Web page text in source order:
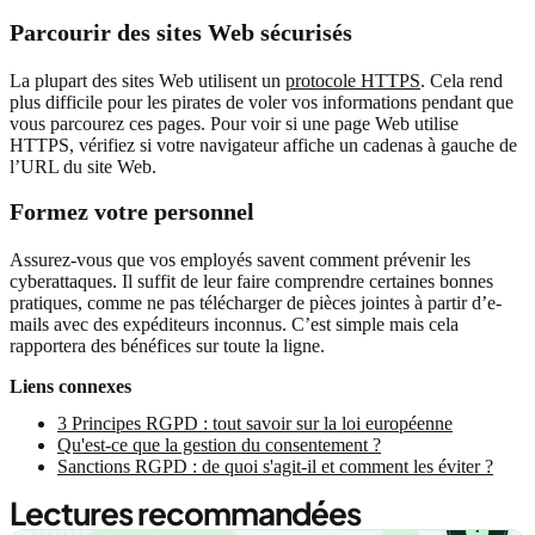
Parcourir des sites Web sécurisés
La plupart des sites Web utilisent un protocole HTTPS. Cela rend
plus difficile pour les pirates de voler vos informations pendant que
vous parcourez ces pages. Pour voir si une page Web utilise
HTTPS, vérifiez si votre navigateur affiche un cadenas à gauche de
l’URL du site Web.
Formez votre personnel
Assurez-vous que vos employés savent comment prévenir les
cyberattaques. Il suffit de leur faire comprendre certaines bonnes
pratiques, comme ne pas télécharger de pièces jointes à partir d’e-
mails avec des expéditeurs inconnus. C’est simple mais cela
rapportera des bénéfices sur toute la ligne.
Liens connexes
3 Principes RGPD : tout savoir sur la loi européenne
Qu'est-ce que la gestion du consentement ?
Sanctions RGPD : de quoi s'agit-il et comment les éviter ?
Lectures recommandées